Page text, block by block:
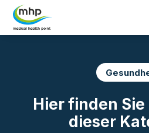
Hier finden
dieser